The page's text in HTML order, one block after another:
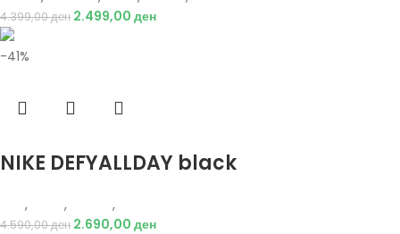
4.399,00ден 2.499,00 ден
-41%
NIKE DEFYALLDAY black
, , ,
4.590,00ден 2.690,00 ден